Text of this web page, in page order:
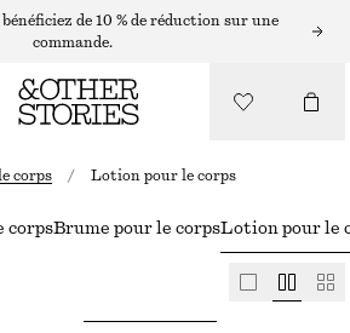
de 10 % de réduction sur une
commande.
corps / Lotion pour le corps
corpsBrume pour le corpsLotion pour le